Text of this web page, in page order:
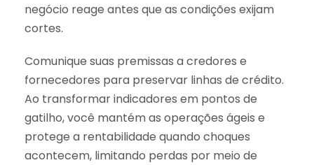
negócio reage antes que as condições exijam
cortes.
Comunique suas premissas a credores e
fornecedores para preservar linhas de crédito.
Ao transformar indicadores em pontos de
gatilho, você mantém as operações ágeis e
protege a rentabilidade quando choques
acontecem, limitando perdas por meio de